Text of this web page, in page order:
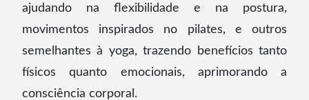
ajudando na flexibilidade e na postura,
movimentos inspirados no pilates, e outros
semelhantes à yoga, trazendo benefícios tanto
físicos quanto emocionais, aprimorando a
consciência corporal.